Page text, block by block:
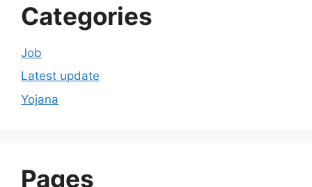
Categories
Job
Latest update
Yojana
Pages